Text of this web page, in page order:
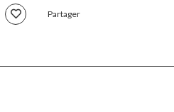
Partager